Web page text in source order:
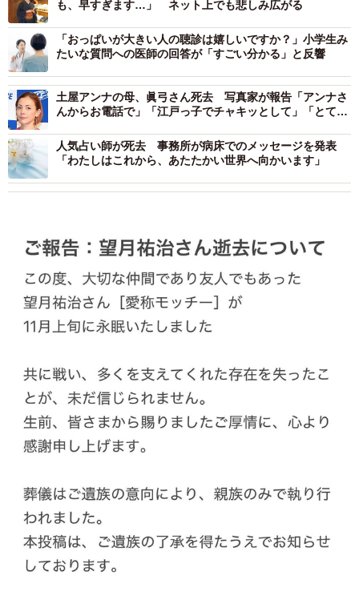
も、早すぎます…」 ネット上でも悲しみ広がる
「おっぱいが大きい人の聴診は嬉しいですか？」小学生み
たいな質問への医師の回答が「すごい分かる」と反響
土屋アンナの母、眞弓さん死去 写真家が報告「アンナさ
んからお電話で」「江戸っ子でチャキッとして」「とても
人気占い師が死去 事務所が病床でのメッセージを発表
「わたしはこれから、あたたかい世界へ向かいます」